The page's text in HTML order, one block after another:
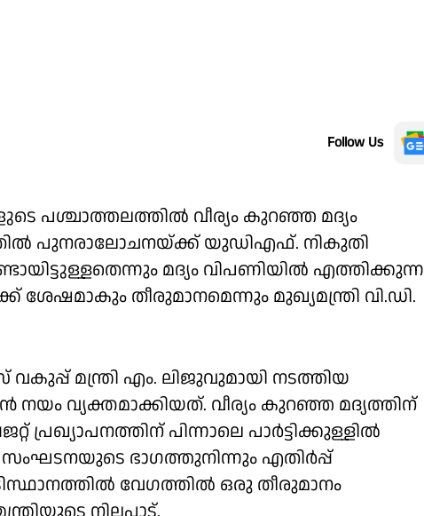
Follow Us
പശ്ചാത്തലത്തിൽ വീര്യം കുറഞ്ഞ മദ്യം
പുനരാലോചനയ്ക്ക് യുഡിഎഫ്. നികുതി
മദ്യം വിപണിയിൽ എത്തിക്കുന്ന
ശേഷമാകും തീരുമാനമെന്നും മുഖ്യമന്ത്രി വി.ഡി.
മന്ത്രി എം. ലിജുവുമായി നടത്തിയ
വ്യക്തമാക്കിയത്. വീര്യം കുറഞ്ഞ മദ്യത്തിന്
പിന്നാലെ പാർട്ടിക്കുള്ളിൽ
ഭാഗത്തുനിന്നും എതിർപ്പ്
വേഗത്തിൽ ഒരു തീരുമാനം